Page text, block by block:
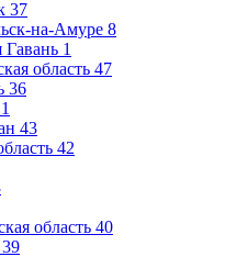
37
на-Амуре 8
Гавань 1
область 47
36
1
43
42
область 40
39